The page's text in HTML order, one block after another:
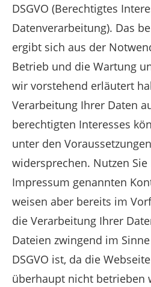
DSGVO (Berechtigtes
Datenverarbeitung). Das
ergibt sich aus der
Betrieb und die Wartung
wir vorstehend erläutert
Verarbeitung Ihrer Daten
berechtigten Interesses
unter den
widersprechen. Nutzen
Impressum genannten
weisen aber bereits im
die Verarbeitung Ihrer
Dateien zwingend im
DSGVO ist, da die
überhaupt nicht betrieben